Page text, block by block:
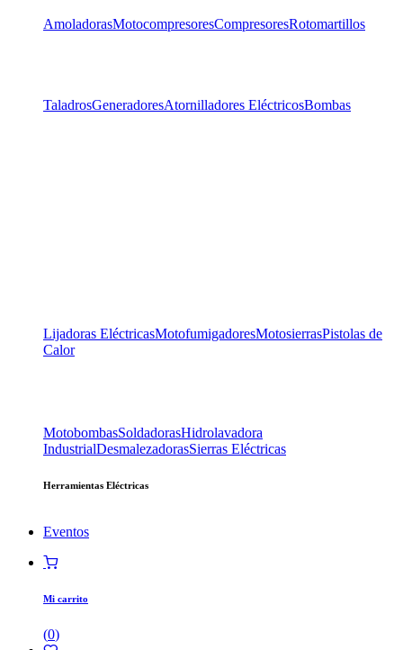
AmoladorasMotocompresoresCompresoresRotomartillos
TaladrosGeneradoresAtornilladores EléctricosBombas
Lijadoras EléctricasMotofumigadoresMotosierrasPistolas de
Calor
MotobombasSoldadorasHidrolavadora
IndustrialDesmalezadorasSierras Eléctricas
Herramientas Eléctricas
Eventos
Mi carrito
(0)